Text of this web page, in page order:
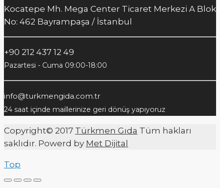
Kocatepe Mh. Mega Center Ticaret Merkezi A Blok
No: 462 Bayrampaşa / İstanbul
+90 212 437 12 49
Pazartesi - Cuma 09:00-18:00
info@turkmengida.com.tr
24 saat içinde maillerinize geri dönüş yapıyoruz
Copyright© 2017 Türkmen Gıda Tüm hakları
saklıdır. Powerd by Met Dijital
Top